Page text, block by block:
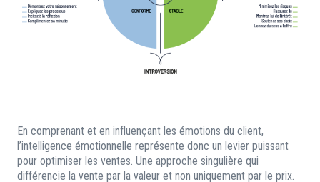
En comprenant et en influençant les émotions du client,
l’intelligence émotionnelle représente donc un levier puissant
pour optimiser les ventes. Une approche singulière qui
différencie la vente par la valeur et non uniquement par le prix.